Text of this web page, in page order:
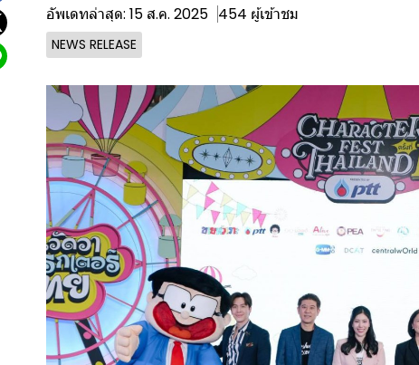
อัพเดทล่าสุด: 15 ส.ค. 2025 454 ผู้เข้าชม
NEWS RELEASE